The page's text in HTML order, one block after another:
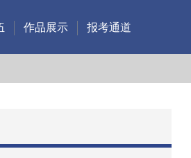
作品展示 报考通道